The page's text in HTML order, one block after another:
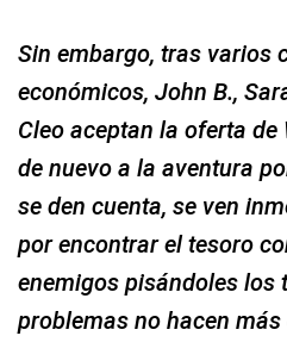
Sin embargo, tras varios
económicos, John B.,
Cleo aceptan la oferta de
de nuevo a la aventura
se den cuenta, se ven
por encontrar el tesoro
enemigos pisándoles los
problemas no hacen